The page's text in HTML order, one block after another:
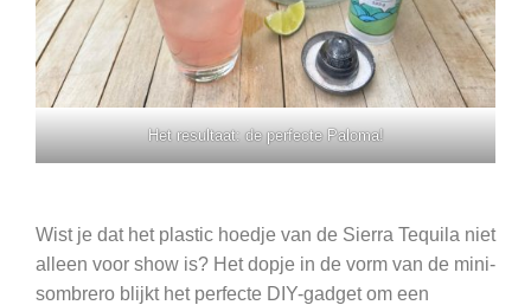
Het resultaat: de perfecte Paloma!
Wist je dat het plastic hoedje van de Sierra Tequila niet
alleen voor show is? Het dopje in de vorm van de mini-
sombrero blijkt het perfecte DIY-gadget om een